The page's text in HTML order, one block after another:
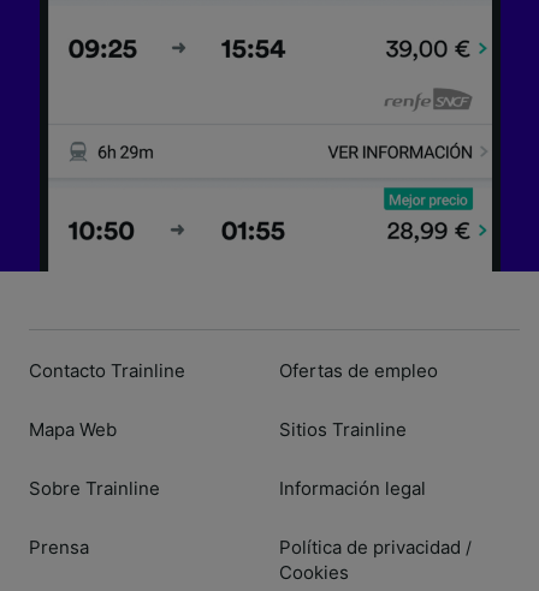
Contacto Trainline
Mapa Web
Sobre Trainline
Prensa
Ofertas de empleo
Sitios Trainline
Información legal
Política de privacidad /
Cookies